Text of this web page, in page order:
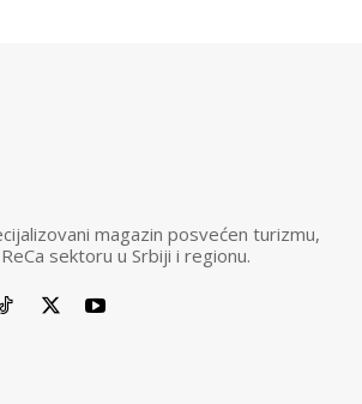
magazin posvećen turizmu,
sektoru u Srbiji i regionu.